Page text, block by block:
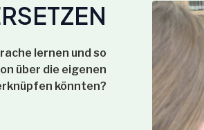
lernen und so
über die eigenen
könnten?